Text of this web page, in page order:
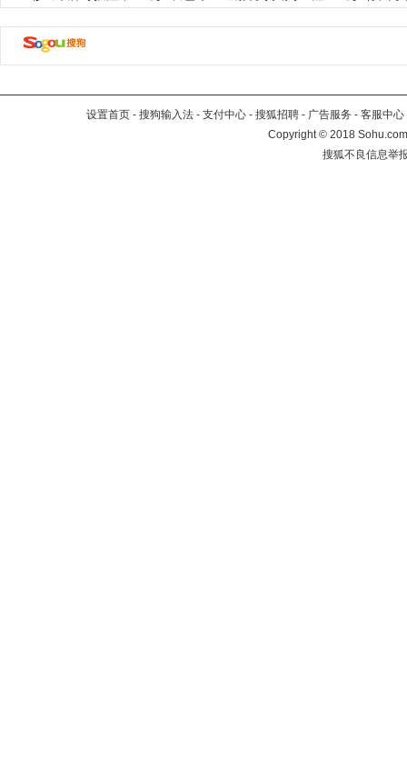
设置首页 - 搜狗输入法 - 支付中心 - 搜狐招聘 - 广告服务 - 客服中心
Copyright©2018
搜狐不良信息举